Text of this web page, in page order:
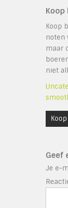
Koop
Koop
noten
maar
niet
Geef
Je e-